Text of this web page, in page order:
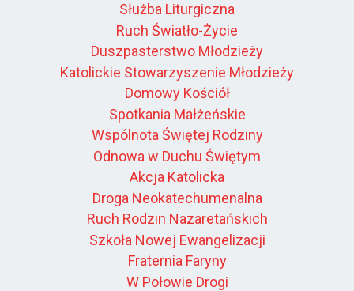
Służba Liturgiczna
Ruch Światło-Życie
Duszpasterstwo Młodzieży
Katolickie Stowarzyszenie Młodzieży
Domowy Kościół
Spotkania Małżeńskie
Wspólnota Świętej Rodziny
Odnowa w Duchu Świętym
Akcja Katolicka
Droga Neokatechumenalna
Ruch Rodzin Nazaretańskich
Szkoła Nowej Ewangelizacji
Fraternia Faryny
W Połowie Drogi